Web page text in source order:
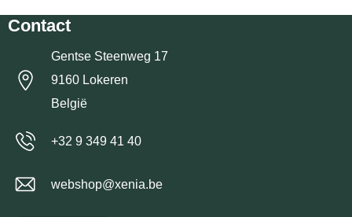
Contact
Gentse Steenweg 17
9160 Lokeren
België
+32 9 349 41 40
webshop@xenia.be